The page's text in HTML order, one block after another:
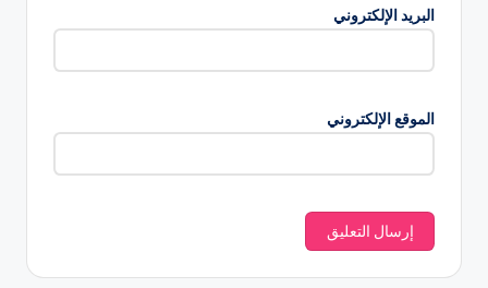
البريد الإلكتروني
الموقع الإلكتروني